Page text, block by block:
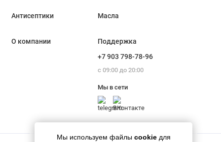
Мы используем файлы cookie для
Антисептики Масла
О компании
Поддержка
+7 903 798-78-96
с 09:00 до 20:00
Мы в сети